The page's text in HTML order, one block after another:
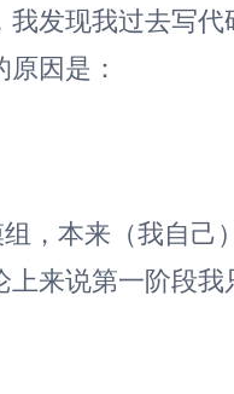
我发现我过去写
因是：
，本来（我自
上来说第一阶段